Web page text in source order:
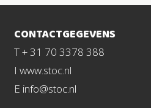
CONTACTGEGEVENS
T + 31 70 3378 388
I www.stoc.nl
E info@stoc.nl